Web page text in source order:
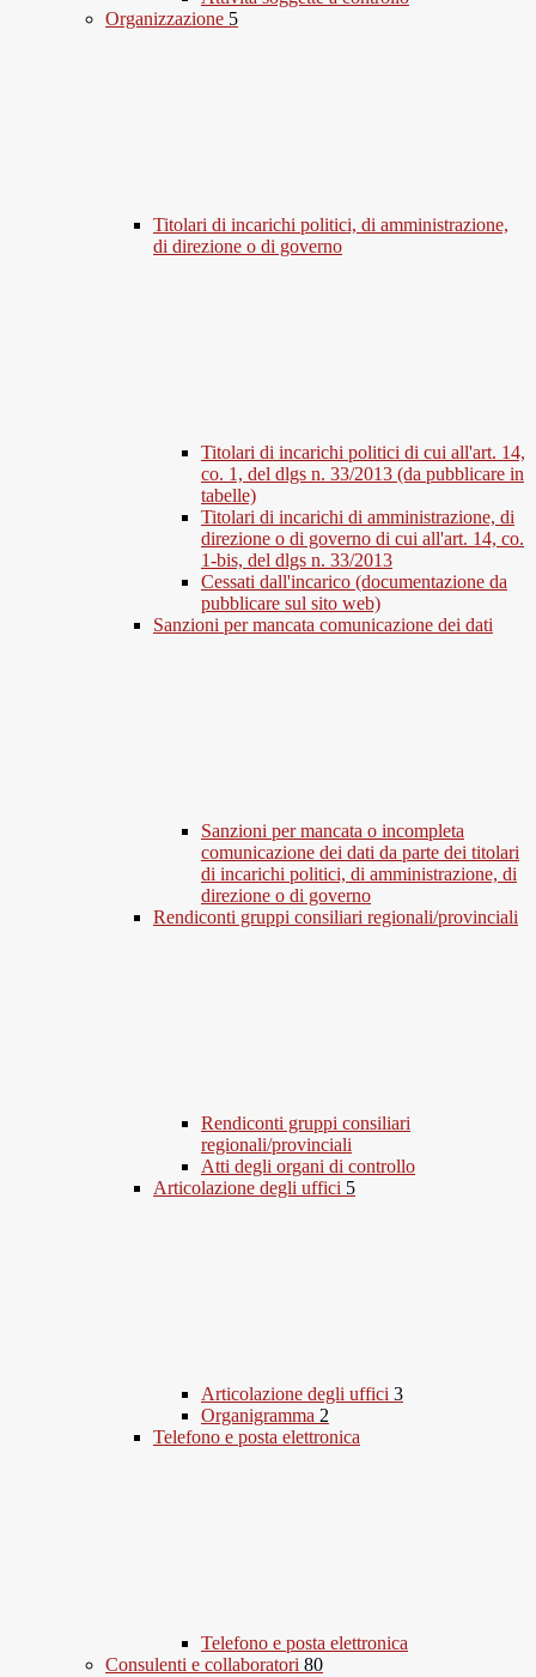
Organizzazione 5
Titolari di incarichi politici, di amministrazione,
di direzione o di governo
Titolari di incarichi politici di cui all'art. 14,
co. 1, del dlgs n. 33/2013 (da pubblicare in
tabelle)
Titolari di incarichi di amministrazione, di
direzione o di governo di cui all'art. 14, co.
1-bis, del dlgs n. 33/2013
Cessati dall'incarico (documentazione da
pubblicare sul sito web)
Sanzioni per mancata comunicazione dei dati
Sanzioni per mancata o incompleta
comunicazione dei dati da parte dei titolari
di incarichi politici, di amministrazione, di
direzione o di governo
Rendiconti gruppi consiliari regionali/provinciali
Rendiconti gruppi consiliari
regionali/provinciali
Atti degli organi di controllo
Articolazione degli uffici 5
Articolazione degli uffici 3
Organigramma 2
Telefono e posta elettronica
Telefono e posta elettronica
Consulenti e collaboratori 80